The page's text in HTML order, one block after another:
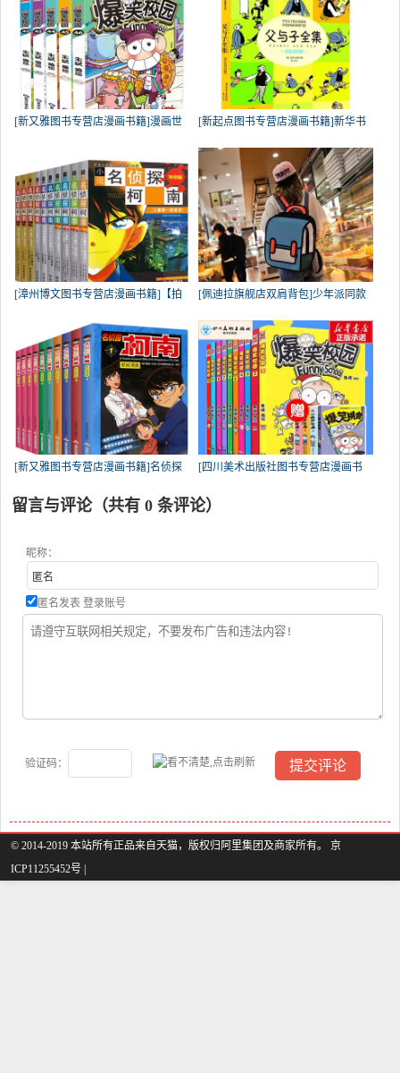
[新又雅图书专营店漫画书籍]漫画世 [新起点图书专营店漫画书籍]新华书
[漳州博文图书专营店漫画书籍]【拍 [佩迪拉旗舰店双肩背包]少年派同款
[新又雅图书专营店漫画书籍]名侦探 [四川美术出版社图书专营店漫画书
留言与评论（共有 0 条评论）
昵称：
匿名发表 登录账号
验证码：
© 2014-2019 本站所有正品来自天猫，版权归阿里集团及商家所有。 京
ICP11255452号 |